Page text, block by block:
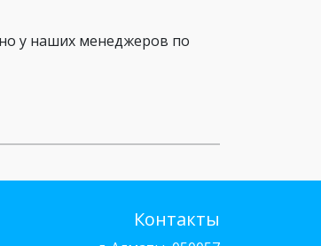
у наших менеджеров по
Контакты